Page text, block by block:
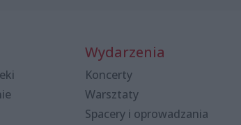
Wydarzenia
Koncerty
Warsztaty
Spacery i oprowadzania